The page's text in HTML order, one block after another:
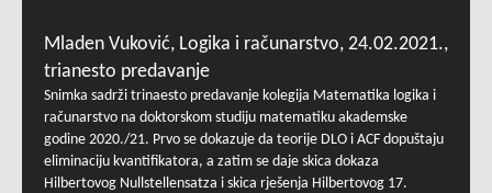
Mladen Vuković, Logika i računarstvo, 24.02.2021.,
trianesto predavanje
Snimka sadrži trinaesto predavanje kolegija Matematika logika i
računarstvo na doktorskom studiju matematiku akademske
godine 2020./21. Prvo se dokazuje da teorije DLO i ACF dopuštaju
eliminaciju kvantifikatora, a zatim se daje skica dokaza
Hilbertovog Nullstellensatza i skica rješenja Hilbertovog 17.